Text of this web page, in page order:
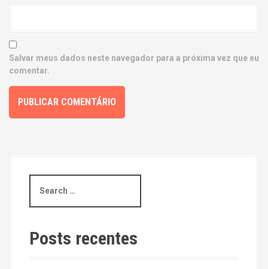
Salvar meus dados neste navegador para a próxima vez que eu
comentar.
a
c
h
Posts recentes